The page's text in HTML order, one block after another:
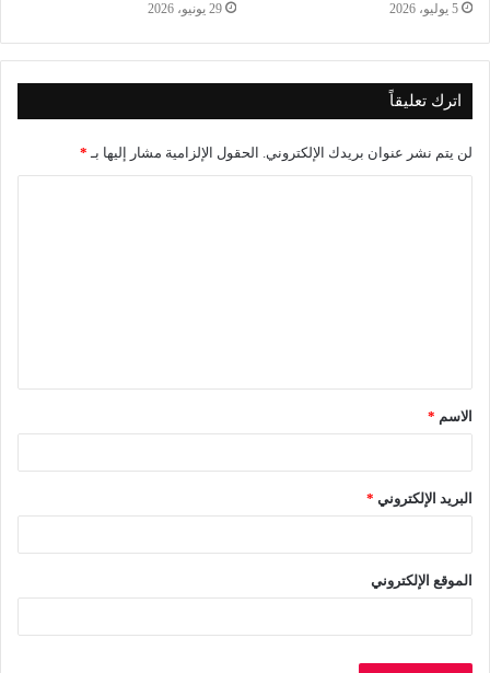
5 يوليو، 2026 29 يونيو، 2026
اترك تعليقاً
لن يتم نشر عنوان بريدك الإلكتروني. الحقول الإلزامية مشار إليها بـ *
ق
*الاسم *
البريد الإلكتروني *
الموقع الإلكتروني